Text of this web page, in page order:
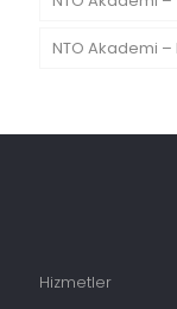
NTO Akademi
Hizmetler